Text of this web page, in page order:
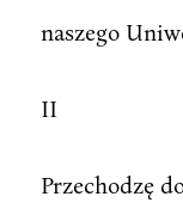
naszego
II
Przechodzę